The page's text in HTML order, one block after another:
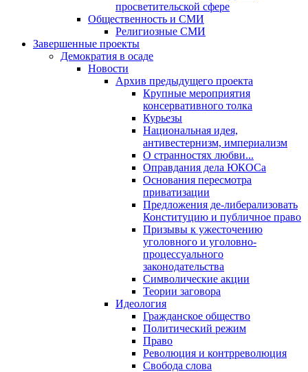
просветительской сфере
Общественность и СМИ
Религиозные СМИ
Завершенные проекты
Демократия в осаде
Новости
Архив предыдущего проекта
Крупные мероприятия
консервативного толка
Курьезы
Национальная идея,
антивестернизм, империализм
О странностях любви...
Оправдания дела ЮКОСа
Основания пересмотра
приватизации
Предложения де-либерализовать
Конституцию и публичное право
Призывы к ужесточению
уголовного и уголовно-
процессуального
законодательства
Символические акции
Теории заговора
Идеология
Гражданское общество
Политический режим
Право
Революция и контрреволюция
Свобода слова